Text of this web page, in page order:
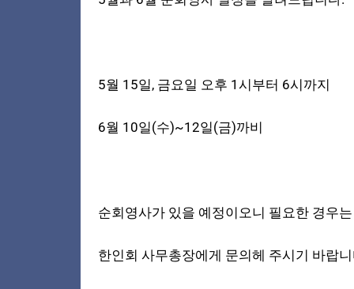
5월 15일, 금요일 오후 1시부터 6시까지
6월 10일(수)~12일(금)까비
순회영사가 있을 예정이오니 필요한 경우는
한인회 사무총장에게 문의헤 주시기 바랍